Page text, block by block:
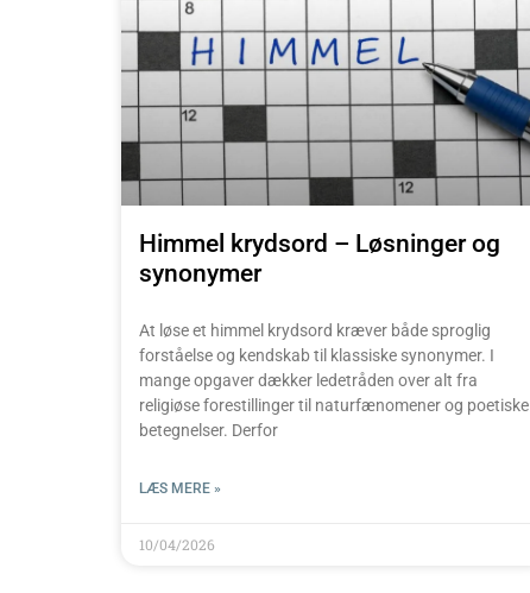
Himmel krydsord – Løsninger og
synonymer
At løse et himmel krydsord kræver både sproglig
forståelse og kendskab til klassiske synonymer. I
mange opgaver dækker ledetråden over alt fra
religiøse forestillinger til naturfænomener og poetiske
betegnelser. Derfor
LÆS MERE »
10/04/2026